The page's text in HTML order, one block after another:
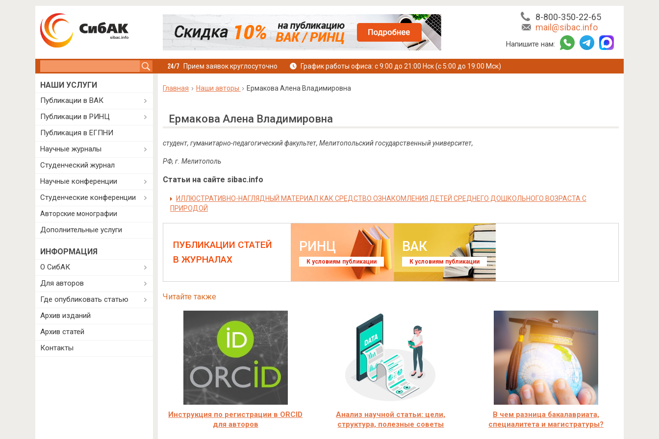
8-800-350-22-65
mail@sibac.info
Напишите нам:
Прием заявок круглосуточно График работы офиса: с 9:00 до 21:00 Нск (с 5:00 до 19:00 Мск)
Главная Наши авторы Ермакова Алена Владимировна
Ермакова Алена Владимировна
студент, гуманитарно-педагогический факультет, Мелитопольский государственный университет,
РФ, г. Мелитополь
Статьи на сайте sibac.info
ИЛЛЮСТРАТИВНО-НАГЛЯДНЫЙ МАТЕРИАЛ КАК СРЕДСТВО ОЗНАКОМЛЕНИЯ ДЕТЕЙ СРЕДНЕГО ДОШКОЛЬНОГО ВОЗРАСТА С
ПРИРОДОЙ
ПУБЛИКАЦИИ СТАТЕЙ
В ЖУРНАЛАХ
РИНЦ
К условиям публикации
ВАК
К условиям публикации
Читайте также
Инструкция по регистрации в ORCID
для авторов
Анализ научной статьи: цели,
структура, полезные советы
В чем разница бакалавриата,
специалитета и магистратуры?
НАШИ УСЛУГИ
Публикации в ВАК
Публикации в РИНЦ
Публикация в ЕГПНИ
Научные журналы
Студенческий журнал
Научные конференции
Студенческие конференции
Авторские монографии
Дополнительные услуги
ИНФОРМАЦИЯ
О СибАК
Для авторов
Где опубликовать статью
Архив изданий
Архив статей
Контакты